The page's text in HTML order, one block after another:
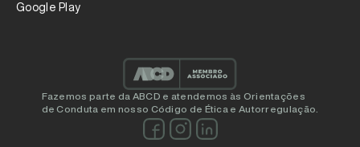
Google Play
Fazemos parte da ABCD e atendemos às Orientações
de Conduta em nosso Código de Ética e Autorregulação.